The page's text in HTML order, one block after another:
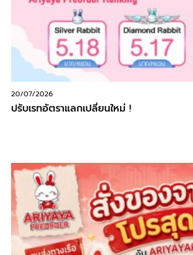
20/07/2026
ปรับเรทอัตราแลกเปลี่ยนใหม่ !